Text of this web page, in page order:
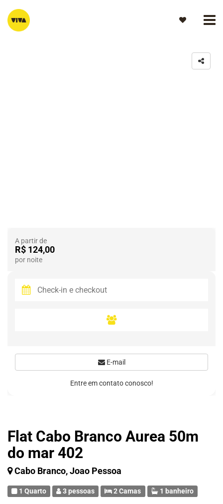
Flat Cabo Branco Aurea 50m
do mar 402
Cabo Branco, Joao Pessoa
1 Quarto 3 pessoas 2 Camas 1 banheiro
A partir de
R$ 124,00
por noite
E-mail
Entre em contato conosco!